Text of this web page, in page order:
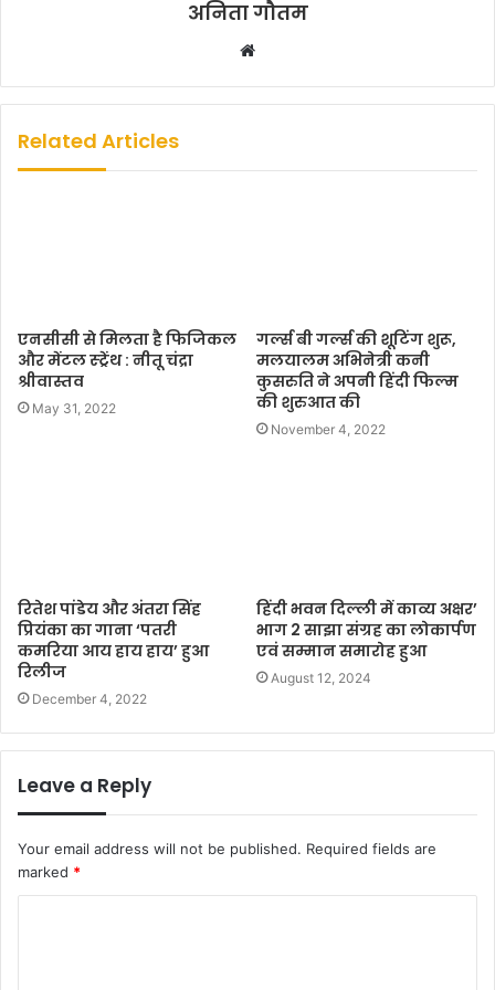
अनिता गौतम
b
Related Articles
एनसीसी से मिलता है फिजिकल
और मेंटल स्ट्रेंथ : नीतू चंद्रा
श्रीवास्तव
May 31, 2022
गर्ल्स बी गर्ल्स की शूटिंग शुरू,
मलयालम अभिनेत्री कनी
कुसरुति ने अपनी हिंदी फिल्म
की शुरुआत की
November 4, 2022
रितेश पांडेय और अंतरा सिंह
प्रियंका का गाना ‘पतरी
कमरिया आय हाय हाय’ हुआ
रिलीज
December 4, 2022
हिंदी भवन दिल्ली में काव्य अक्षर’
भाग 2 साझा संग्रह का लोकार्पण
एवं सम्मान समारोह हुआ
August 12, 2024
Leave a Reply
Your email address will not be published. Required fields are
marked *